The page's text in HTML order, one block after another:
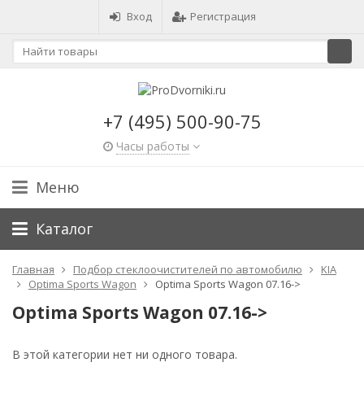
Вход Регистрация
+7 (495) 500-90-75
Часы работы
Меню
Каталог
Главная Подбор стеклоочистителей по автомобилю
KIA
Optima Sports Wagon
Optima Sports Wagon 07.16->
Optima Sports Wagon 07.16->
В этой категории нет ни одного товара.